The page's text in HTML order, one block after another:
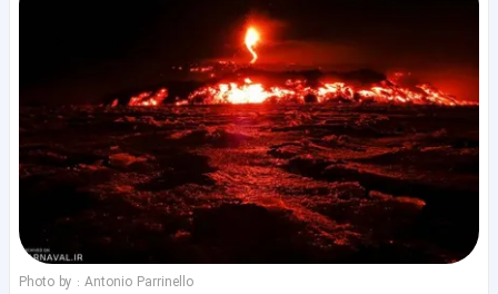
Photo by : Antonio Parrinello